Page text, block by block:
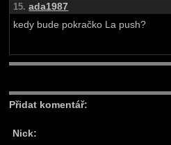
15. ada1987
kedy bude pokračko La push?
Přidat komentář:
Nick: